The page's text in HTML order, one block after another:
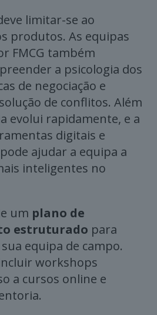
limitar-se ao
produtos. As equipas
FMCG também
a psicologia dos
de negociação e
de conflitos. Além
evolui rapidamente, e a
digitais e
ajudar a equipa a
inteligentes no
um plano de
estruturado para
equipa de campo.
workshops
a cursos online e